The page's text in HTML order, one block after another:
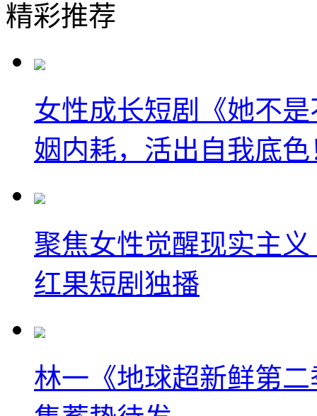
精彩推荐
女性成长短剧《她不
姻内耗，活出自我底色
聚焦女性觉醒现实主
红果短剧独播
林一《地球超新鲜第